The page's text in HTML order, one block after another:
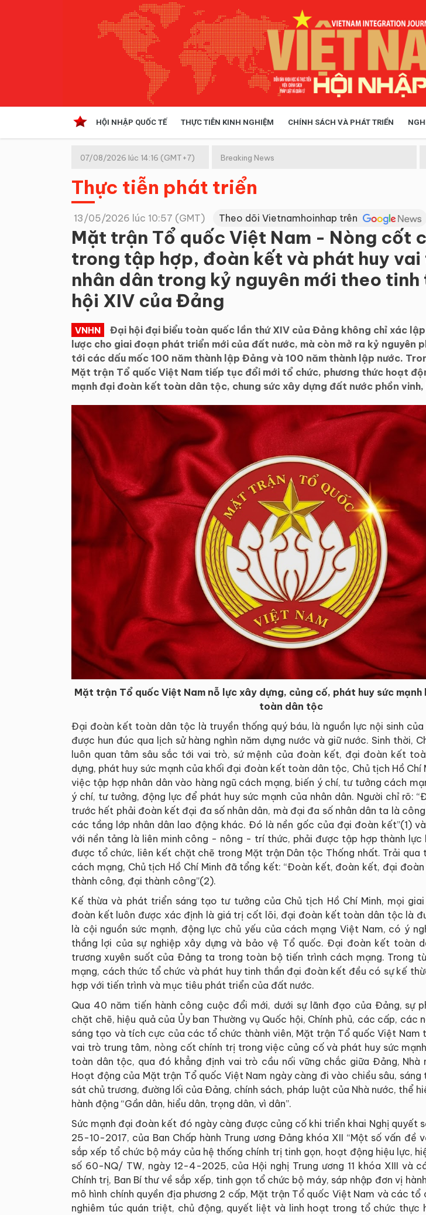
HỘI NHẬP QUỐC TẾ THỰC TIỄN KINH NGHIỆM CHÍNH SÁCH VÀ PHÁT TRIỂN
Kinh tế hội nhập
Doanh nghiệp
07/08/2026 lúc 14:16 (GMT+7) Breaking News
Thực tiễn phát triển
13/05/2026 lúc 10:57 (GMT) Theo dõi Vietnamhoinhap trên
Mặt trận Tổ quốc Việt Nam - Nòng cốt
trong tập hợp, đoàn kết và phát huy
nhân dân trong kỷ nguyên mới theo
hội XIV của Đảng
VNHN
Đại hội đại biểu toàn quốc lần thứ XIV của Đảng không chỉ xác
lược cho giai đoạn phát triển mới của đất nước, mà còn mở ra kỷ nguyên
tới các dấu mốc 100 năm thành lập Đảng và 100 năm thành lập nước.
Mặt trận Tổ quốc Việt Nam tiếp tục đổi mới tổ chức, phương thức hoạt
mạnh đại đoàn kết toàn dân tộc, chung sức xây dựng đất nước phồn vinh,
Mặt trận Tổ quốc Việt Nam nỗ lực xây dựng, củng cố, phát huy sức
toàn dân tộc
Đại đoàn kết toàn dân tộc là truyền thống quý báu, là nguồn lực nội sinh
được hun đúc qua lịch sử hàng nghìn năm dựng nước và giữ nước. Sinh thời,
luôn quan tâm sâu sắc tới vai trò, sứ mệnh của đoàn kết, đại đoàn kết
dựng, phát huy sức mạnh của khối đại đoàn kết toàn dân tộc, Chủ tịch Hồ Chí
việc tập hợp nhân dân vào hàng ngũ cách mạng, biến ý chí, tư tưởng cách
ý chí, tư tưởng, động lực để phát huy sức mạnh của nhân dân. Người chỉ rõ:
trước hết phải đoàn kết đại đa số nhân dân, mà đại đa số nhân dân ta là
các tầng lớp nhân dân lao động khác. Đó là nền gốc của đại đoàn kết”(1)
với nền tảng là liên minh công - nông - trí thức, phải được tập hợp thành lực
được tổ chức, liên kết chặt chẽ trong Mặt trận Dân tộc Thống nhất. Trải qua
cách mạng, Chủ tịch Hồ Chí Minh đã tổng kết: “Đoàn kết, đoàn kết, đại
thành công, đại thành công”(2).
Kế thừa và phát triển sáng tạo tư tưởng của Chủ tịch Hồ Chí Minh, mọi
đoàn kết luôn được xác định là giá trị cốt lõi, đại đoàn kết toàn dân tộc là
là cội nguồn sức mạnh, động lực chủ yếu của cách mạng Việt Nam, có ý
thắng lợi của sự nghiệp xây dựng và bảo vệ Tổ quốc. Đại đoàn kết toàn
trương xuyên suốt của Đảng ta trong toàn bộ tiến trình cách mạng. Trong
mạng, cách thức tổ chức và phát huy tinh thần đại đoàn kết đều có sự kế
hợp với tiến trình và mục tiêu phát triển của đất nước.
Qua 40 năm tiến hành công cuộc đổi mới, dưới sự lãnh đạo của Đảng, sự
chặt chẽ, hiệu quả của Ủy ban Thường vụ Quốc hội, Chính phủ, các cấp, các
sáng tạo và tích cực của các tổ chức thành viên, Mặt trận Tổ quốc Việt Nam
vai trò trung tâm, nòng cốt chính trị trong việc củng cố và phát huy sức
toàn dân tộc, qua đó khẳng định vai trò cầu nối vững chắc giữa Đảng, Nhà
Hoạt động của Mặt trận Tổ quốc Việt Nam ngày càng đi vào chiều sâu, sáng
sát chủ trương, đường lối của Đảng, chính sách, pháp luật của Nhà nước, thể
hành động “Gần dân, hiểu dân, trọng dân, vì dân”.
Sức mạnh đại đoàn kết đó ngày càng được củng cố khi triển khai Nghị quyết
25-10-2017, của Ban Chấp hành Trung ương Đảng khóa XII “Một số vấn đề
sắp xếp tổ chức bộ máy của hệ thống chính trị tinh gọn, hoạt động hiệu lực,
số 60-NQ/ TW, ngày 12-4-2025, của Hội nghị Trung ương 11 khóa XIII và
Chính trị, Ban Bí thư về sắp xếp, tinh gọn tổ chức bộ máy, sáp nhập đơn vị
mô hình chính quyền địa phương 2 cấp, Mặt trận Tổ quốc Việt Nam và các tổ
nghiêm túc quán triệt, chủ động, quyết liệt và linh hoạt trong tổ chức thực